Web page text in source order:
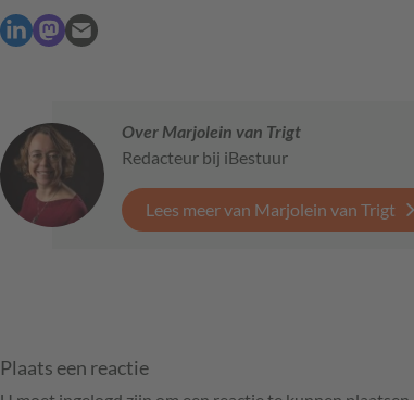
Over Marjolein van Trigt
Redacteur bij iBestuur
Lees meer van Marjolein van Trigt
Plaats een reactie